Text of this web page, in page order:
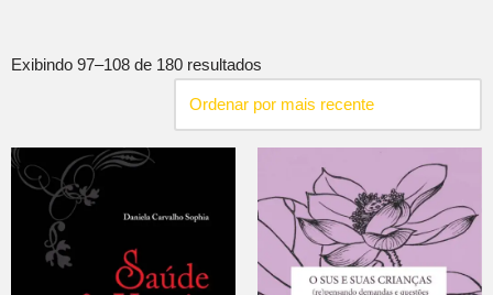
Exibindo 97–108 de 180 resultados